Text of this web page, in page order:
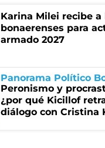
Karina Milei recibe a
bonaerenses para
armado 2027
Panorama Político
Peronismo y
¿por qué Kicillof
diálogo con Cristina